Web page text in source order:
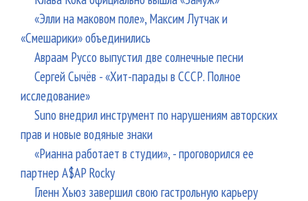
«Элли на маковом поле», Максим Лутчак и
«Смешарики» объединились
Авраам Руссо выпустил две солнечные песни
Сергей Сычёв - «Хит-парады в СССР. Полное
исследование»
Suno внедрил инструмент по нарушениям авторских
прав и новые водяные знаки
«Рианна работает в студии», - проговорился ее
партнер A$AP Rocky
Гленн Хьюз завершил свою гастрольную карьеру